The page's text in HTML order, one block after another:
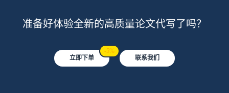
准备好体验全新的高质量论文代写了吗？
立即下单
-5%
联系我们